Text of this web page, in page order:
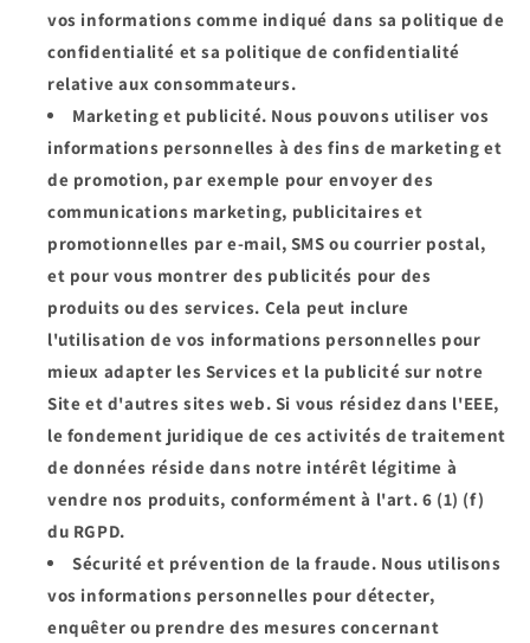
vos informations comme indiqué dans sa politique de
confidentialité et sa politique de confidentialité
relative aux consommateurs.
Marketing et publicité. Nous pouvons utiliser vos
informations personnelles à des fins de marketing et
de promotion, par exemple pour envoyer des
communications marketing, publicitaires et
promotionnelles par e-mail, SMS ou courrier postal,
et pour vous montrer des publicités pour des
produits ou des services. Cela peut inclure
l'utilisation de vos informations personnelles pour
mieux adapter les Services et la publicité sur notre
Site et d'autres sites web. Si vous résidez dans l'EEE,
le fondement juridique de ces activités de traitement
de données réside dans notre intérêt légitime à
vendre nos produits, conformément à l'art. 6 (1) (f)
du RGPD.
Sécurité et prévention de la fraude. Nous utilisons
vos informations personnelles pour détecter,
enquêter ou prendre des mesures concernant